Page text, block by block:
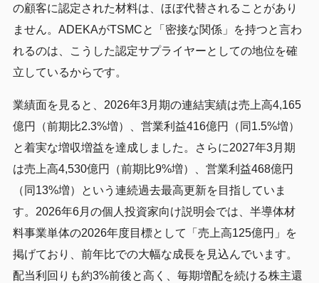
の顧客に認定された材料は、ほぼ代替されることがあり
ません。ADEKAがTSMCと「密接な関係」を持つと言わ
れるのは、こうした認定サプライヤーとしての地位を確
立しているからです。
業績面を見ると、2026年3月期の連結実績は売上高4,165
億円（前期比2.3%増）、営業利益416億円（同1.5%増）
と着実な増収増益を達成しました。さらに2027年3月期
は売上高4,530億円（前期比9%増）、営業利益468億円
（同13%増）という連続過去最高更新を目指していま
す。2026年6月の個人投資家向け説明会では、半導体材
料事業単体の2026年度目標として「売上高125億円」を
掲げており、前年比での大幅な成長を見込んでいます。
配当利回りも約3%前後と高く、毎期増配を続ける株主還